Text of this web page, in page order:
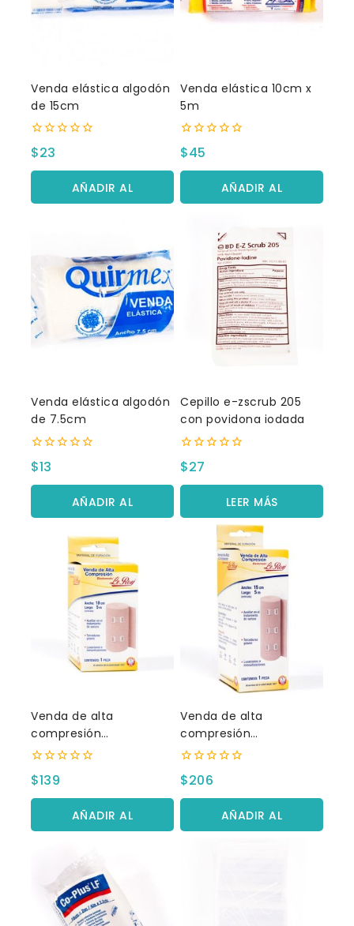
Venda elástica algodón
de 15cm
0
fuera
de
$23
AÑADIR AL
CARRITO
Venda elástica 10cm x
5m
0
fuera
de
$45
AÑADIR AL
CARRITO
Venda elástica algodón
de 7.5cm
0
fuera
de
$13
AÑADIR AL
CARRITO
Cepillo e-zscrub 205
con povidona iodada
0
fuera
de
$27
LEER MÁS
Venda de alta
compresión
elastomedic 10 x 5 cm
0
fuera
de
$139
AÑADIR AL
CARRITO
Venda de alta
compresión
elastomedic 15 x 5 cm
0
fuera
de
$206
AÑADIR AL
CARRITO